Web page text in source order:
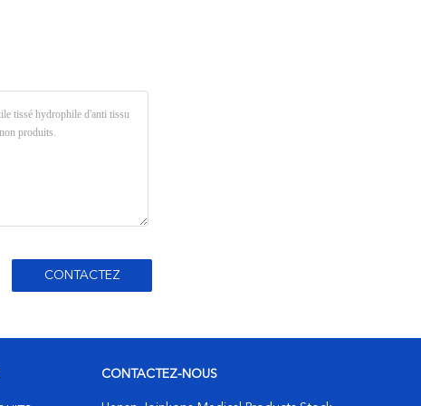
CONTACTEZ-NOUS